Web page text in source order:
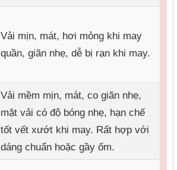
Vải mịn, mát, hơi mỏng khi may
quần, giãn nhẹ, dễ bị rạn khi may.
Vải mềm mịn, mát, co giãn nhẹ,
mặt vải có độ bóng nhẹ, hạn chế
tốt vết xướt khi may. Rất hợp với
dáng chuẩn hoặc gầy ốm.